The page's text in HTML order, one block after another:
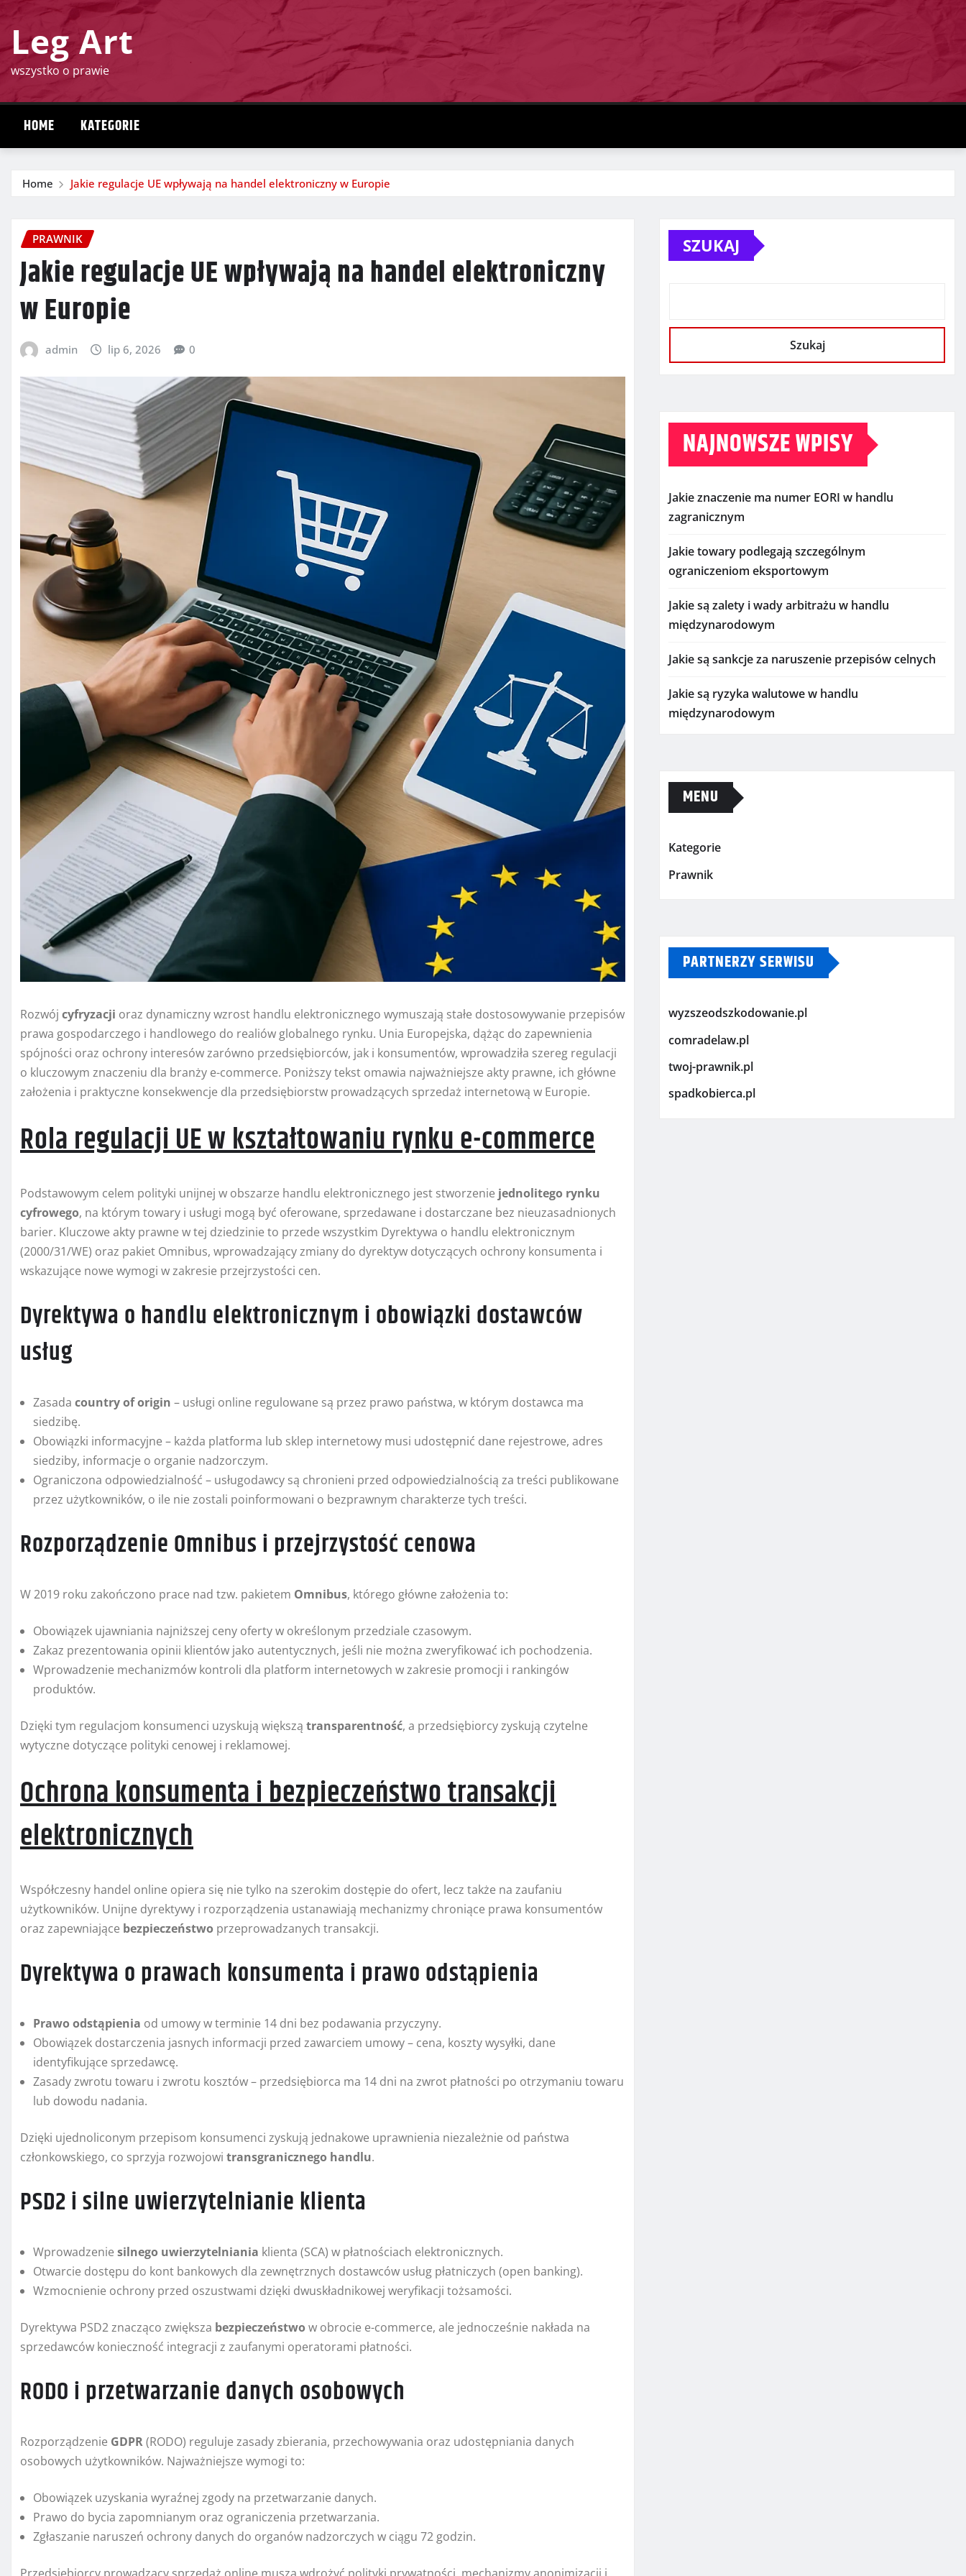
content
Leg Art
wszystko o prawie
HOME KATEGORIE
Home Jakie regulacje UE wpływają na handel elektroniczny w Europie
PRAWNIK
Jakie regulacje UE wpływają na handel elektroniczny
w Europie
admin lip 6, 2026 0
Rozwój cyfryzacji oraz dynamiczny wzrost handlu elektronicznego wymuszają stałe dostosowywanie przepisów
prawa gospodarczego i handlowego do realiów globalnego rynku. Unia Europejska, dążąc do zapewnienia
spójności oraz ochrony interesów zarówno przedsiębiorców, jak i konsumentów, wprowadziła szereg regulacji
o kluczowym znaczeniu dla branży e-commerce. Poniższy tekst omawia najważniejsze akty prawne, ich główne
założenia i praktyczne konsekwencje dla przedsiębiorstw prowadzących sprzedaż internetową w Europie.
Rola regulacji UE w kształtowaniu rynku e-commerce
Podstawowym celem polityki unijnej w obszarze handlu elektronicznego jest stworzenie jednolitego rynku
cyfrowego, na którym towary i usługi mogą być oferowane, sprzedawane i dostarczane bez nieuzasadnionych
barier. Kluczowe akty prawne w tej dziedzinie to przede wszystkim Dyrektywa o handlu elektronicznym
(2000/31/WE) oraz pakiet Omnibus, wprowadzający zmiany do dyrektyw dotyczących ochrony konsumenta i
wskazujące nowe wymogi w zakresie przejrzystości cen.
Dyrektywa o handlu elektronicznym i obowiązki dostawców
usług
Zasada country of origin – usługi online regulowane są przez prawo państwa, w którym dostawca ma
siedzibę.
Obowiązki informacyjne – każda platforma lub sklep internetowy musi udostępnić dane rejestrowe, adres
siedziby, informacje o organie nadzorczym.
Ograniczona odpowiedzialność – usługodawcy są chronieni przed odpowiedzialnością za treści publikowane
przez użytkowników, o ile nie zostali poinformowani o bezprawnym charakterze tych treści.
Rozporządzenie Omnibus i przejrzystość cenowa
W 2019 roku zakończono prace nad tzw. pakietem Omnibus, którego główne założenia to:
Obowiązek ujawniania najniższej ceny oferty w określonym przedziale czasowym.
Zakaz prezentowania opinii klientów jako autentycznych, jeśli nie można zweryfikować ich pochodzenia.
Wprowadzenie mechanizmów kontroli dla platform internetowych w zakresie promocji i rankingów
produktów.
Dzięki tym regulacjom konsumenci uzyskują większą transparentność, a przedsiębiorcy zyskują czytelne
wytyczne dotyczące polityki cenowej i reklamowej.
Ochrona konsumenta i bezpieczeństwo transakcji
elektronicznych
Współczesny handel online opiera się nie tylko na szerokim dostępie do ofert, lecz także na zaufaniu
użytkowników. Unijne dyrektywy i rozporządzenia ustanawiają mechanizmy chroniące prawa konsumentów
oraz zapewniające bezpieczeństwo przeprowadzanych transakcji.
Dyrektywa o prawach konsumenta i prawo odstąpienia
Prawo odstąpienia od umowy w terminie 14 dni bez podawania przyczyny.
Obowiązek dostarczenia jasnych informacji przed zawarciem umowy – cena, koszty wysyłki, dane
identyfikujące sprzedawcę.
Zasady zwrotu towaru i zwrotu kosztów – przedsiębiorca ma 14 dni na zwrot płatności po otrzymaniu towaru
lub dowodu nadania.
Dzięki ujednoliconym przepisom konsumenci zyskują jednakowe uprawnienia niezależnie od państwa
członkowskiego, co sprzyja rozwojowi transgranicznego handlu.
PSD2 i silne uwierzytelnianie klienta
Wprowadzenie silnego uwierzytelniania klienta (SCA) w płatnościach elektronicznych.
Otwarcie dostępu do kont bankowych dla zewnętrznych dostawców usług płatniczych (open banking).
Wzmocnienie ochrony przed oszustwami dzięki dwuskładnikowej weryfikacji tożsamości.
Dyrektywa PSD2 znacząco zwiększa bezpieczeństwo w obrocie e-commerce, ale jednocześnie nakłada na
sprzedawców konieczność integracji z zaufanymi operatorami płatności.
RODO i przetwarzanie danych osobowych
Rozporządzenie GDPR(RODO) reguluje zasady zbierania, przechowywania oraz udostępniania danych
osobowych użytkowników. Najważniejsze wymogi to:
Obowiązek uzyskania wyraźnej zgody na przetwarzanie danych.
Prawo do bycia zapomnianym oraz ograniczenia przetwarzania.
Zgłaszanie naruszeń ochrony danych do organów nadzorczych w ciągu 72 godzin.
SZUKAJ
Szukaj
NAJNOWSZE WPISY
Jakie znaczenie ma numer EORI w handlu
zagranicznym
Jakie towary podlegają szczególnym
ograniczeniom eksportowym
Jakie są zalety i wady arbitrażu w handlu
międzynarodowym
Jakie są sankcje za naruszenie przepisów celnych
Jakie są ryzyka walutowe w handlu
międzynarodowym
MENU
Kategorie
Prawnik
PARTNERZY SERWISU
wyzszeodszkodowanie.pl
comradelaw.pl
twoj-prawnik.pl
spadkobierca.pl